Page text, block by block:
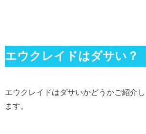
エウクレイドはダサい？
エウクレイドはダサいかどうかご紹介し
ます。